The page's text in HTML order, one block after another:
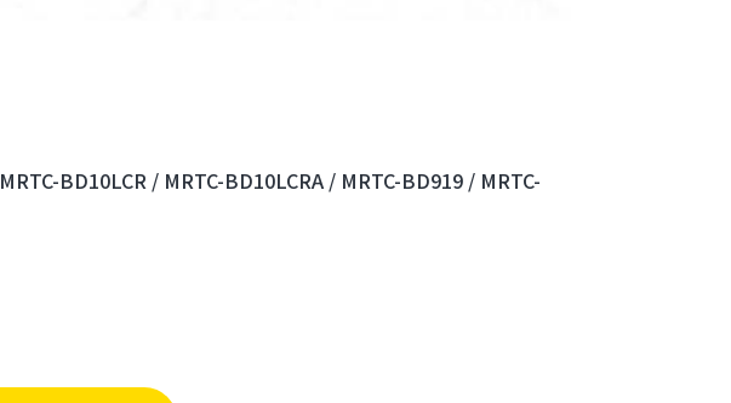
MRTC-BD10LCR / MRTC-BD10LCRA / MRTC-BD919 / MRTC-